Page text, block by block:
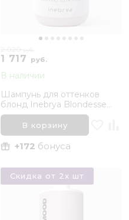
1 717 руб.
В наличии
Шампунь для оттенков
блонд Inebrya Blondesse
Blonde Miracle Shampoo,
300 млВ корзину
+172 бонуса
Скидка от 2х шт